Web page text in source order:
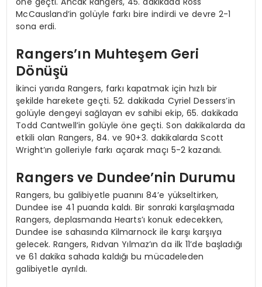
McCausland’in golüyle farkı bire indirdi ve devre 2-1
sona erdi.
Rangers’ın Muhteşem Geri
Dönüşü
İkinci yarıda Rangers, farkı kapatmak için hızlı bir
şekilde harekete geçti. 52. dakikada Cyriel Dessers’in
golüyle dengeyi sağlayan ev sahibi ekip, 65. dakikada
Todd Cantwell’in golüyle öne geçti. Son dakikalarda da
etkili olan Rangers, 84. ve 90+3. dakikalarda Scott
Wright’ın golleriyle farkı açarak maçı 5-2 kazandı.
Rangers ve Dundee’nin Durumu
Rangers, bu galibiyetle puanını 84’e yükseltirken,
Dundee ise 41 puanda kaldı. Bir sonraki karşılaşmada
Rangers, deplasmanda Hearts’ı konuk edecekken,
Dundee ise sahasında Kilmarnock ile karşı karşıya
gelecek. Rangers, Rıdvan Yılmaz’ın da ilk 11’de başladığı
ve 61 dakika sahada kaldığı bu mücadeleden
galibiyetle ayrıldı.